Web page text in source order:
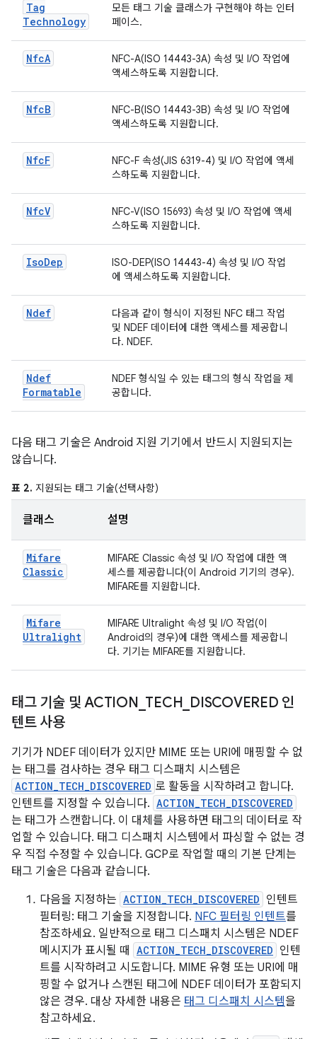
Tag
Technology
모든 태그 기술 클래스가 구현해야 하는 인터
페이스.
NfcA
NFC-A(ISO 14443-3A) 속성 및 I/O 작업에
액세스하도록 지원합니다.
NfcB
NFC-B(ISO 14443-3B) 속성 및 I/O 작업에
액세스하도록 지원합니다.
NfcF
NFC-F 속성(JIS 6319-4) 및 I/O 작업에 액세
스하도록 지원합니다.
NfcV
NFC-V(ISO 15693) 속성 및 I/O 작업에 액세
스하도록 지원합니다.
IsoDep
ISO-DEP(ISO 14443-4) 속성 및 I/O 작업
에 액세스하도록 지원합니다.
Ndef
다음과 같이 형식이 지정된 NFC 태그 작업
및 NDEF 데이터에 대한 액세스를 제공합니
다. NDEF.
Ndef
Formatable
NDEF 형식일 수 있는 태그의 형식 작업을 제
공합니다.
다음 태그 기술은 Android 지원 기기에서 반드시 지원되지는
않습니다.
표 2. 지원되는 태그 기술(선택사항)
클래스 설명
Mifare
Classic
MIFARE Classic 속성 및 I/O 작업에 대한 액
세스를 제공합니다(이 Android 기기의 경우).
MIFARE를 지원합니다.
Mifare
Ultralight
MIFARE Ultralight 속성 및 I/O 작업(이
Android의 경우)에 대한 액세스를 제공합니
다. 기기는 MIFARE를 지원합니다.
태그 기술 및 ACTION TECH DISCOVERED 인
텐트 사용
기기가 NDEF 데이터가 있지만 MIME 또는 URI에 매핑할 수 없
는 태그를 검사하는 경우 태그 디스패치 시스템은
ACTION_TECH_DISCOVERED 로 활동을 시작하려고 합니다.
인텐트를 지정할 수 있습니다. ACTION_TECH_DISCOVERED
는 태그가 스캔합니다. 이 대체를 사용하면 태그의 데이터로 작
업할 수 있습니다. 태그 디스패치 시스템에서 파싱할 수 없는 경
우 직접 수정할 수 있습니다. GCP로 작업할 때의 기본 단계는
태그 기술은 다음과 같습니다.
다음을 지정하는 ACTION_TECH_DISCOVERED 인텐트
필터링: 태그 기술을 지정합니다. NFC 필터링 인텐트를
참조하세요. 일반적으로 태그 디스패치 시스템은 NDEF
메시지가 표시될 때
ACTION_TECH_DISCOVERED 인텐
트를 시작하려고 시도합니다. MIME 유형 또는 URI에 매
핑할 수 없거나 스캔된 태그에 NDEF 데이터가 포함되지
않은 경우. 대상 자세한 내용은 태그 디스패치 시스템을
참고하세요.